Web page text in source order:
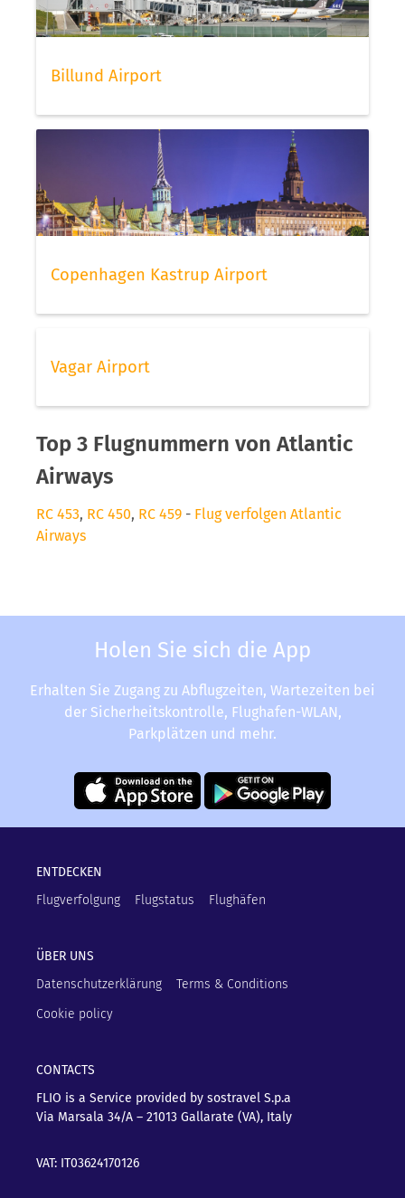
Billund Airport
Copenhagen Kastrup Airport
Vagar Airport
Top 3 Flugnummern von Atlantic
Airways
RC 453, RC 450, RC 459 - Flug verfolgen Atlantic
Airways
Holen Sie sich die App
Erhalten Sie Zugang zu Abflugzeiten, Wartezeiten bei
der Sicherheitskontrolle, Flughafen-WLAN,
Parkplätzen und mehr.
ENTDECKEN
Flugverfolgung
Flugstatus Flughäfen
ÜBER UNS
Datenschutzerklärung
Terms & Conditions
Cookie policy
CONTACTS
FLIO is a Service provided by sostravel S.p.a
Via Marsala 34/A – 21013 Gallarate (VA), Italy
VAT: IT03624170126